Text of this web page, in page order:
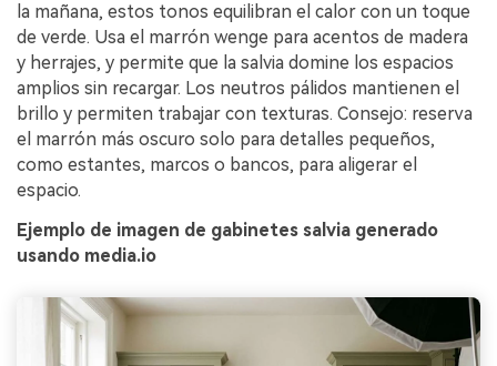
la mañana, estos tonos equilibran el calor con un toque
de verde. Usa el marrón wenge para acentos de madera
y herrajes, y permite que la salvia domine los espacios
amplios sin recargar. Los neutros pálidos mantienen el
brillo y permiten trabajar con texturas. Consejo: reserva
el marrón más oscuro solo para detalles pequeños,
como estantes, marcos o bancos, para aligerar el
espacio.
Ejemplo de imagen de gabinetes salvia generado
usando media.io